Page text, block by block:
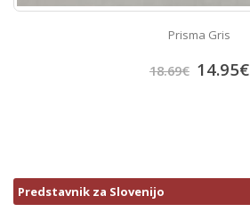
Prisma Gris
18.69€ 14.95€
Predstavnik za Slovenijo